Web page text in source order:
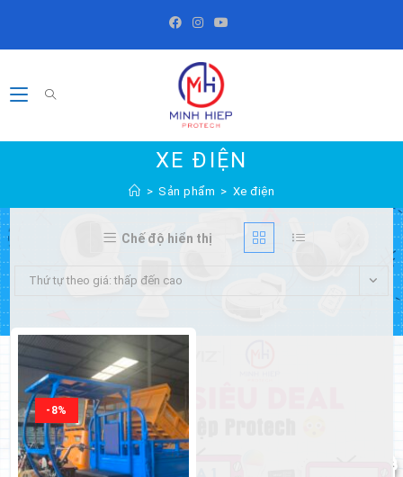
XE ĐIỆN
> Sản phẩm > Xe điện
Chế độ hiển thị
Thứ tự theo giá: thấp đến cao
-8%